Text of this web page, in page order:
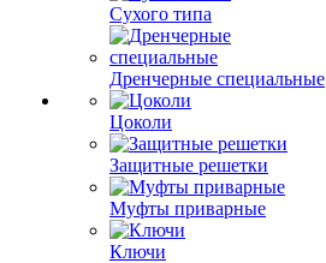
Сухого типа
Дренчерные специальные
Цоколи
Защитные решетки
Муфты приварные
Ключи